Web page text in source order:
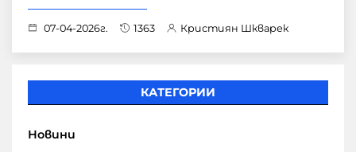
07-04-2026г. 1363 Кристиян Шкварек
КАТЕГОРИИ
Новини